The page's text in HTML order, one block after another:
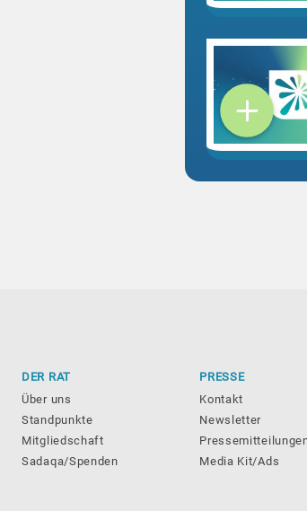
DER RAT
Über uns
Standpunkte
Mitgliedschaft
Sadaqa/Spenden
PRESSE
Kontakt
Newsletter
Media Kit/Ads